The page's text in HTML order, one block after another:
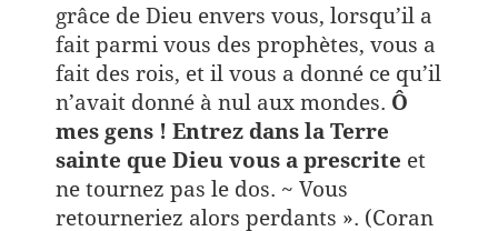
grâce de Dieu envers vous, lorsqu’il a
fait parmi vous des prophètes, vous a
fait des rois, et il vous a donné ce qu’il
n’avait donné à nul aux mondes. Ô
mes gens ! Entrez dans la Terre
sainte que Dieu vous a prescrite et
ne tournez pas le dos. ~ Vous
retourneriez alors perdants ». (Coran